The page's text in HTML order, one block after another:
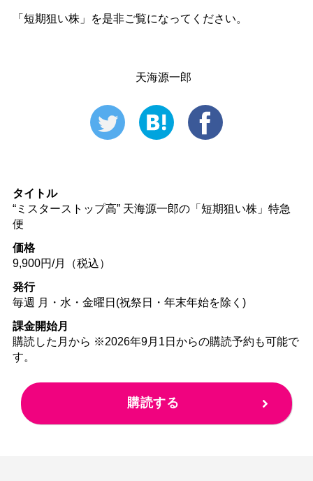
「短期狙い株」を是非ご覧になってください。
天海源一郎
タイトル
“ミスターストップ高” 天海源一郎の「短期狙い株」特急
便
価格
9,900円/月（税込）
発行
毎週 月・水・金曜日(祝祭日・年末年始を除く)
課金開始月
購読した月から ※2026年9月1日からの購読予約も可能で
す。
購読する